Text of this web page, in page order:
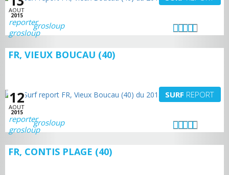
AOUT
2015
grosloup
FR, VIEUX BOUCAU (40)
12
AOUT
2015
SURF REPORT
grosloup
FR, CONTIS PLAGE (40)